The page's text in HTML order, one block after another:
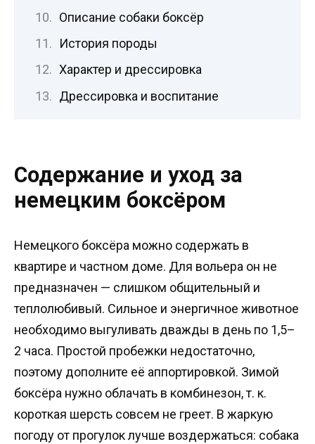
Описание собаки боксёр
История породы
Характер и дрессировка
Дрессировка и воспитание
Содержание и уход за
немецким боксёром
Немецкого боксёра можно содержать в
квартире и частном доме. Для вольера он не
предназначен — слишком общительный и
теплолюбивый. Сильное и энергичное животное
необходимо выгуливать дважды в день по 1,5–
2 часа. Простой пробежки недостаточно,
поэтому дополните её аппортировкой. Зимой
боксёра нужно облачать в комбинезон, т. к.
короткая шерсть совсем не греет. В жаркую
погоду от прогулок лучше воздержаться: собака